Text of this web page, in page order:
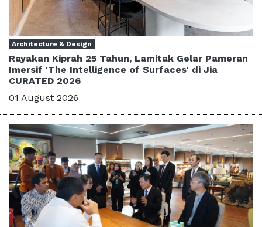
Architecture & Design
Rayakan Kiprah 25 Tahun, Lamitak Gelar Pameran
Imersif 'The Intelligence of Surfaces' di Jia
CURATED 2026
01 August 2026